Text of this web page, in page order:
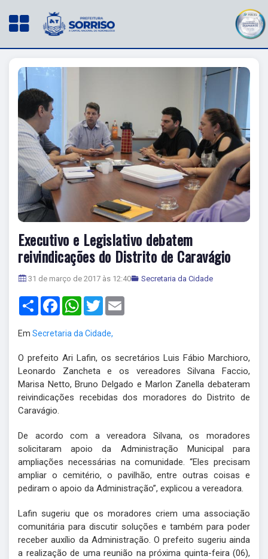
Executivo e Legislativo debatem
reivindicações do Distrito de Caravágio
31 de março de 2017 às 12:40 Secretaria da Cidade
Share FacebookWhatsApp
Twitter
Em Secretaria da Cidade,
O prefeito Ari Lafin, os secretários Luis Fábio Marchioro,
Leonardo Zancheta e os vereadores Silvana Faccio,
Marisa Netto, Bruno Delgado e Marlon Zanella debateram
reivindicações recebidas dos moradores do Distrito de
Caravágio.
De acordo com a vereadora Silvana, os moradores
solicitaram apoio da Administração Municipal para
ampliações necessárias na comunidade. “Eles precisam
ampliar o cemitério, o pavilhão, entre outras coisas e
pediram o apoio da Administração”, explicou a vereadora.
Lafin sugeriu que os moradores criem uma associação
comunitária para discutir soluções e também para poder
receber auxílio da Administração. O prefeito sugeriu ainda
a realização de uma reunião na próxima quinta-feira (06),